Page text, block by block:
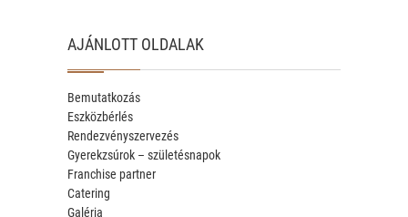
AJÁNLOTT OLDALAK
Bemutatkozás
Eszközbérlés
Rendezvényszervezés
Gyerekzsúrok – születésnapok
Franchise partner
Catering
Galéria